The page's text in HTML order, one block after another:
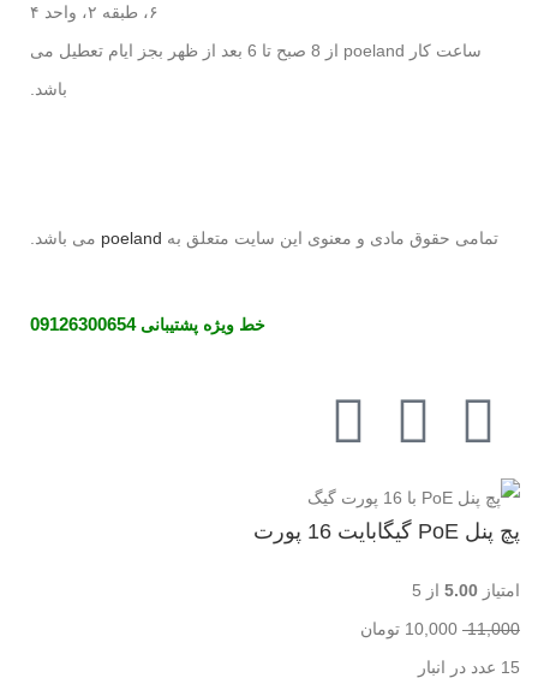
۶، طبقه ۲، واحد ۴
ساعت کار poeland از 8 صبح تا 6 بعد از ظهر بجز ایام تعطیل می
باشد.
تمامی حقوق مادی و معنوی این سایت متعلق به poeland می باشد.
خط ویژه پشتیبانی 09126300654
پچ پنل PoE گیگابایت 16 پورت
امتیاز 5.00 از 5
11,000
10,000 تومان
15 عدد در انبار